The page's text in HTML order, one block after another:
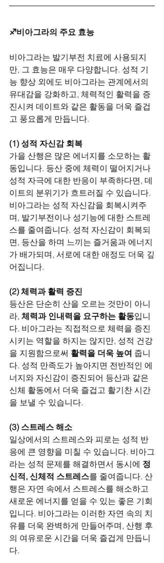
♐비아그라의 주요 효능
비아그라는 발기부전 치료에 사용되지
만, 그 효능은 매우 다양합니다. 성적 기
능 향상 외에도 비아그라는 관계에서의
유대감을 강화하고, 체력적인 활력을 증
진시켜 데이트와 같은 활동을 더욱 즐겁
고 풍요롭게 만듭니다.
(1) 성적 자신감 회복
가을 산행은 많은 에너지를 소모하는 활
동입니다. 등산 중에 체력이 떨어지거나
성적 자극에 대한 반응이 부족하다면, 데
이트의 분위기가 흐트러질 수 있습니다.
비아그라는 성적 자신감을 회복시켜주
며, 발기부전이나 성기능에 대한 스트레
스를 줄여줍니다. 성적 자신감이 회복되
면, 등산을 하며 느끼는 즐거움과 에너지
가 배가되며, 서로에 대한 애정도 더욱 깊
어집니다.
(2) 체력과 활력 증진
등산은 단순히 산을 오르는 것만이 아니
라, 체력과 인내력을 요구하는 활동입니
다. 비아그라는 직접적으로 체력을 증진
시키는 역할을 하지는 않지만, 성적 건강
을 지원함으로써 활력을 더욱 높여 줍니
다. 성적 만족도가 높아지면 전반적인 에
너지와 자신감이 증진되어 등산과 같은
신체 활동에서 더욱 즐겁고 활기찬 시간
을 보낼 수 있습니다.
(3) 스트레스 해소
일상에서의 스트레스와 피로는 성적 반
응에 큰 영향을 미칠 수 있습니다. 비아그
라는 성적 문제를 해결하면서 동시에 정
신적, 신체적 스트레스를 줄여줍니다. 산
행은 자연 속에서 스트레스를 해소하고
새로운 에너지를 얻을 수 있는 좋은 기회
입니다. 비아그라는 이러한 자연 속의 치
유를 더욱 완벽하게 만들어주며, 산행 후
의 여유로운 시간을 더욱 즐겁게 만듭니
다.